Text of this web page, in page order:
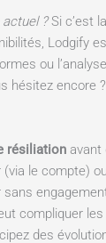
?Si c’est
Lodgify
ou
hésitez encore
résiliation avant
le compte)
compliquer
des